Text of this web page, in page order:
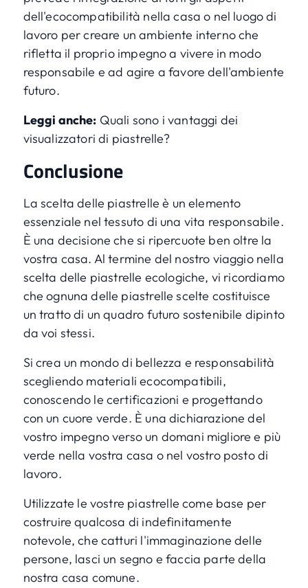
dell'ecocompatibilità nella casa o nel luogo di
lavoro per creare un ambiente interno che
rifletta il proprio impegno a vivere in modo
responsabile e ad agire a favore dell'ambiente
futuro.
Leggi anche: Quali sono i vantaggi dei
visualizzatori di piastrelle?
Conclusione
Lascelta delle piastrelle è un elemento
essenziale nel tessuto di una vita responsabile.
È una decisione che si ripercuote ben oltre la
vostra casa. Al termine del nostro viaggio nella
scelta delle piastrelle ecologiche, vi ricordiamo
che ognuna delle piastrelle scelte costituisce
un tratto di un quadro futuro sostenibile dipinto
da voi stessi.
Si crea un mondo di bellezza e responsabilità
scegliendo materiali ecocompatibili,
conoscendo le certificazioni e progettando
con un cuore verde. È una dichiarazione del
vostro impegno verso un domani migliore e più
verde nella vostra casa o nel vostro posto di
lavoro.
Utilizzate le vostre piastrelle come base per
costruire qualcosa di indefinitamente
notevole, che catturi l'immaginazione delle
persone, lasci un segno e faccia parte della
nostra casa comune.